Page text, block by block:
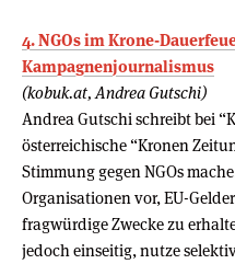
4. NGOs im Krone-
Kampagnenjournalismus
(kobuk.at, Andrea Gutschi)
Andrea Gutschi schreibt bei
österreichische “Kronen
Stimmung gegen NGOs
Organisationen vor, EU-
fragwürdige Zwecke zu
jedoch einseitig, nutze